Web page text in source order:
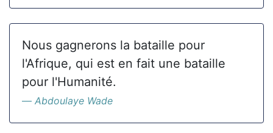
Nous gagnerons la bataille pour
l'Afrique, qui est en fait une bataille
pour l'Humanité.
Abdoulaye Wade